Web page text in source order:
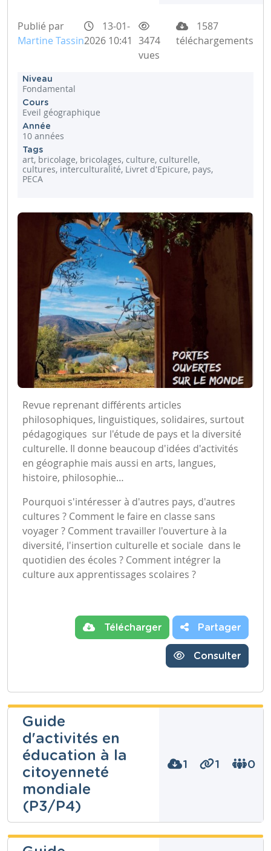
Publié par
Martine Tassin
13-01-
2026 10:41
3474
vues
1587
téléchargements
Niveau
Fondamental
Cours
Eveil géographique
Année
10 années
Tags
art, bricolage, bricolages, culture, culturelle,
cultures, interculturalité, Livret d'Epicure, pays,
PECA
Revue reprenant différents articles
philosophiques, linguistiques, solidaires, surtout
pédagogiques sur l'étude de pays et la diversité
culturelle. Il donne beaucoup d'idées d'activités
en géographie mais aussi en arts, langues,
histoire, philosophie…
Pourquoi s'intéresser à d'autres pays, d'autres
cultures ? Comment le faire en classe sans
voyager ? Comment travailler l'ouverture à la
diversité, l'insertion culturelle et sociale dans le
quotidien des écoles ? Comment intégrer la
culture aux apprentissages scolaires ?
Télécharger Partager
Consulter
Guide
d'activités en
éducation à la
citoyenneté
mondiale
(P3/P4)
1 1 0
Isabelle Van